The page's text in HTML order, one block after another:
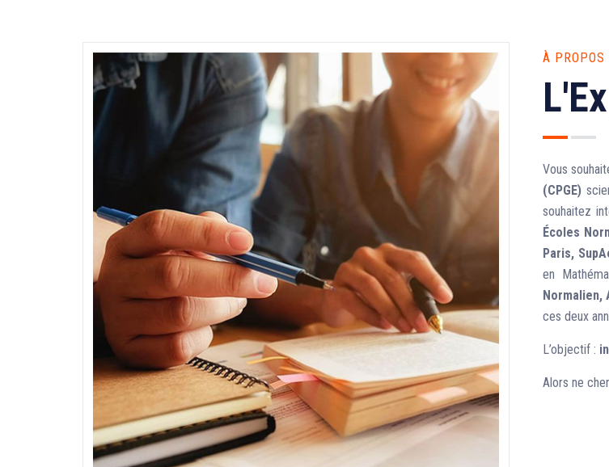
À PROPOS
Vous
(CPGE)
souhaitez
Écoles
Paris,
en
Normalien,
ces deux
L’objectif :
Alors ne